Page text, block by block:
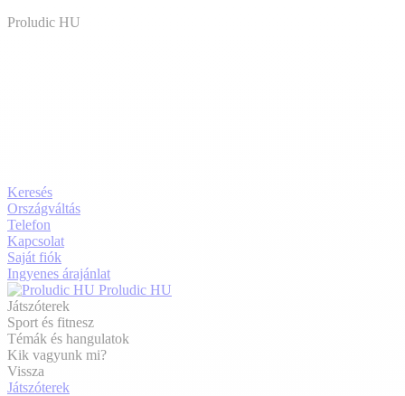
Proludic HU
Keresés
Országváltás
Telefon
Kapcsolat
Saját fiók
Ingyenes árajánlat
Proludic HU
Játszóterek
Sport és fitnesz
Témák és hangulatok
Kik vagyunk mi?
Vissza
Játszóterek